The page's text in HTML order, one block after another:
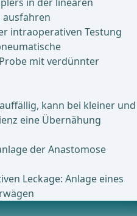
intraoperativen Testung
mit verdünnter
kann bei kleiner und
eine Übernähung
der Anastomose
Leckage: Anlage eines